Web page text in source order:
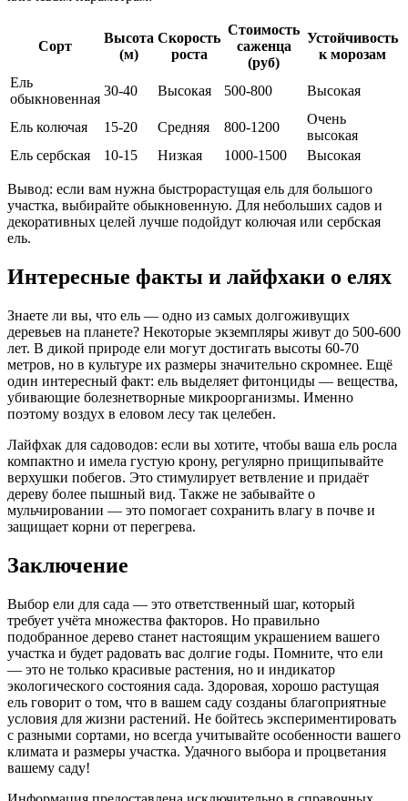
Сорт
Высота
(м)
Скорость
роста
Стоимость
саженца
(руб)
Устойчивость
к морозам
Ель
обыкновенная
30-40 Высокая 500-800 Высокая
Ель колючая 15-20 Средняя 800-1200
Очень
высокая
Ель сербская
10-15 Низкая 1000-1500 Высокая
Вывод: если вам нужна быстрорастущая ель для большого
участка, выбирайте обыкновенную. Для небольших садов и
декоративных целей лучше подойдут колючая или сербская
ель.
Интересные факты и лайфхаки о елях
Знаете ли вы, что ель — одно из самых долгоживущих
деревьев на планете? Некоторые экземпляры живут до 500-600
лет. В дикой природе ели могут достигать высоты 60-70
метров, но в культуре их размеры значительно скромнее. Ещё
один интересный факт: ель выделяет фитонциды — вещества,
убивающие болезнетворные микроорганизмы. Именно
поэтому воздух в еловом лесу так целебен.
Лайфхак для садоводов: если вы хотите, чтобы ваша ель росла
компактно и имела густую крону, регулярно прищипывайте
верхушки побегов. Это стимулирует ветвление и придаёт
дереву более пышный вид. Также не забывайте о
мульчировании — это помогает сохранить влагу в почве и
защищает корни от перегрева.
Заключение
Выбор ели для сада — это ответственный шаг, который
требует учёта множества факторов. Но правильно
подобранное дерево станет настоящим украшением вашего
участка и будет радовать вас долгие годы. Помните, что ели
— это не только красивые растения, но и индикатор
экологического состояния сада. Здоровая, хорошо растущая
ель говорит о том, что в вашем саду созданы благоприятные
условия для жизни растений. Не бойтесь экспериментировать
с разными сортами, но всегда учитывайте особенности вашего
климата и размеры участка. Удачного выбора и процветания
вашему саду!